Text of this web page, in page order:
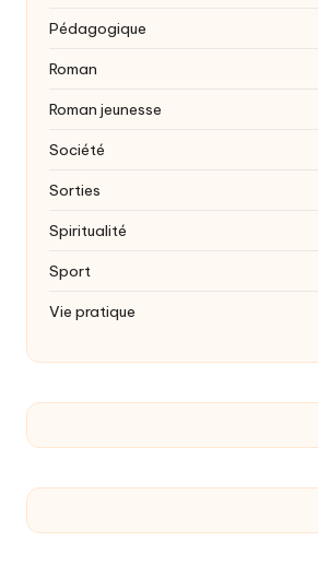
Pédagogique
Roman
Roman jeunesse
Société
Sorties
Spiritualité
Sport
Vie pratique